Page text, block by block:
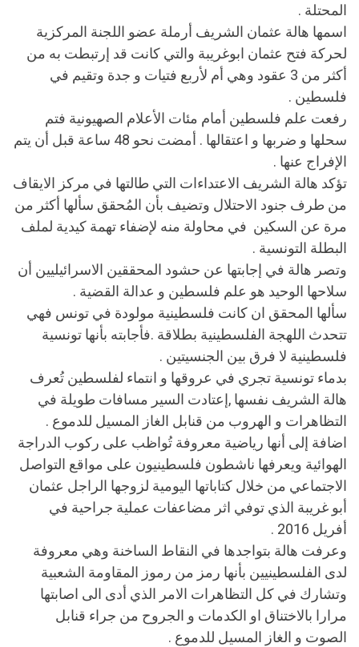
المحتلة .
اسمها هالة عثمان الشريف أرملة عضو اللجنة المركزية
لحركة فتح عثمان ابوغريبة والتي كانت قد إرتبطت به من
أكثر من 3 عقود وهي أم لأربع فتيات و جدة وتقيم في
فلسطين .
رفعت علم فلسطين أمام مئات الأعلام الصهيونية فتم
سحلها و ضربها و اعتقالها . أمضت نحو 48 ساعة قبل أن يتم
الإفراج عنها .
تؤكد هالة الشريف الاعتداءات التي طالتها في مركز الايقاف
من طرف جنود الاحتلال وتضيف بأن المُحقق سألها أكثر من
مرة عن السكين في محاولة منه لإضفاء تهمة كيدية لملف
البطلة التونسية .
وتصر هالة في إجابتها عن حشود المحققين الاسرائيليين أن
سلاحها الوحيد هو علم فلسطين و عدالة القضية .
سألها المحقق ان كانت فلسطينية مولودة في تونس فهي
تتحدث اللهجة الفلسطينية بطلاقة .فأجابته بأنها تونسية
فلسطينية لا فرق بين الجنسيتين .
بدماء تونسية تجري في عروقها و انتماء لفلسطين تُعرف
هالة الشريف نفسها ,إعتادت السير مسافات طويلة في
التظاهرات و الهروب من قنابل الغاز المسيل للدموع .
اضافة إلى أنها رياضية معروفة تُواظب على ركوب الدراجة
الهوائية ويعرفها ناشطون فلسطينيون على مواقع التواصل
الاجتماعي من خلال كتاباتها اليومية لزوجها الراجل عثمان
أبو غريبة الذي توفي اثر مضاعفات عملية جراحية في
أفريل 2016 .
وعرفت هالة بتواجدها في النقاط الساخنة وهي معروفة
لدى الفلسطينيين بأنها رمز من رموز المقاومة الشعبية
وتشارك في كل التظاهرات الامر الذي أدى الى اصابتها
مرارا بالاختناق او الكدمات و الجروح من جراء قنابل
الصوت و الغاز المسيل للدموع .